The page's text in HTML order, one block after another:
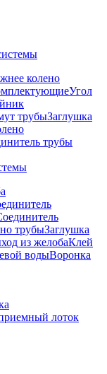
колено
Угол
трубыЗаглушка
трубы
трубыЗаглушка
из желобаКлей
водыВоронка
лоток